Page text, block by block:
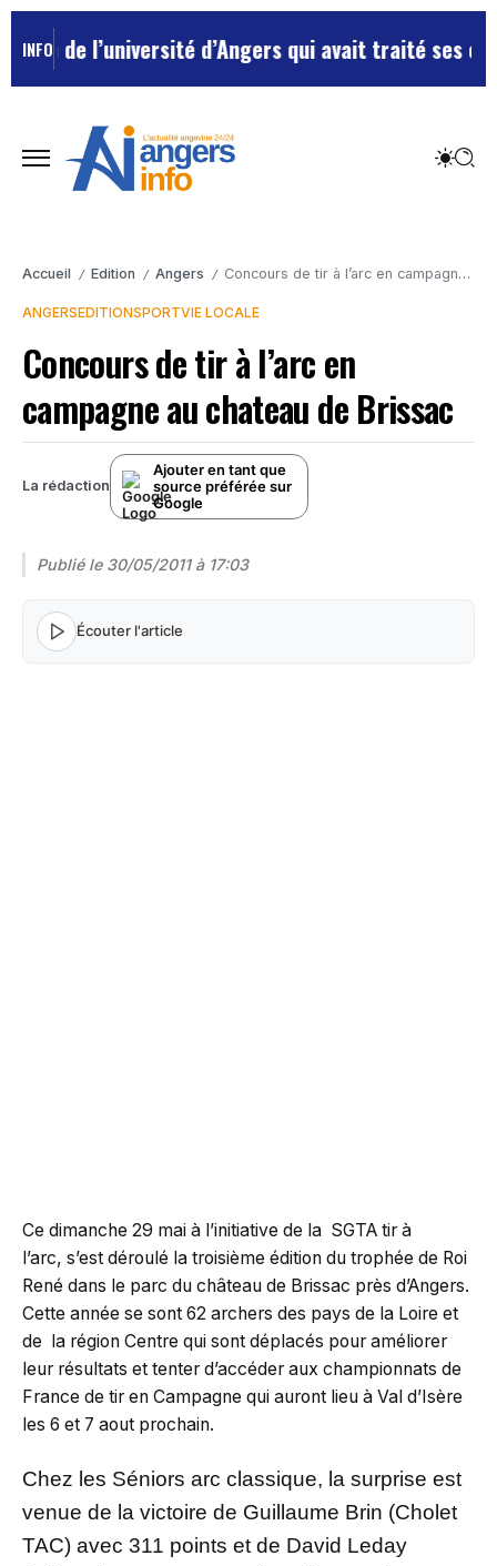
INFO
de l’université d’Angers qui avait traité ses chefs
Accueil / Edition / Angers / Concours de tir à l’arc en campagne au chateau de Brissac
ANGERSEDITIONSPORTVIE LOCALE
Concours de tir à l’arc en
campagne au chateau de Brissac
La rédaction
Ajouter en tant que
source préférée sur
Google
Publié le 30/05/2011 à 17:03
Écouter l'article
Ce dimanche 29 mai à l’initiative de la SGTA tir à
l’arc, s’est déroulé la troisième édition du trophée de Roi
René dans le parc du château de Brissac près d’Angers.
Cette année se sont 62 archers des pays de la Loire et
de la région Centre qui sont déplacés pour améliorer
leur résultats et tenter d’accéder aux championnats de
France de tir en Campagne qui auront lieu à Val d’Isère
les 6 et 7 aout prochain.
Chez les Séniors arc classique, la surprise est
venue de la victoire de Guillaume Brin (Cholet
TAC) avec 311 points et de David Leday